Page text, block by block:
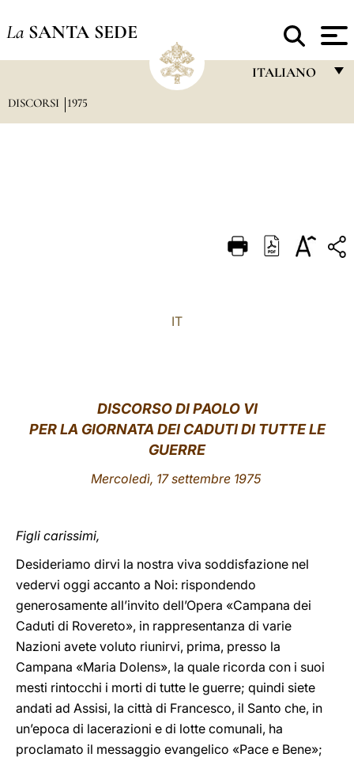
La SANTA SEDE
ITALIANO
DEUTSCH
DISCORSI 1975
IT
DISCORSO DI PAOLO VI
PER LA GIORNATA DEI CADUTI DI TUTTE LE
GUERRE
Mercoledì, 17 settembre 1975
Figli carissimi,
Desideriamo dirvi la nostra viva soddisfazione nel
vedervi oggi accanto a Noi: rispondendo
generosamente all’invito dell’Opera «Campana dei
Caduti di Rovereto», in rappresentanza di varie
Nazioni avete voluto riunirvi, prima, presso la
Campana «Maria Dolens», la quale ricorda con i suoi
mesti rintocchi i morti di tutte le guerre; quindi siete
andati ad Assisi, la città di Francesco, il Santo che, in
un’epoca di lacerazioni e di lotte comunali, ha
proclamato il messaggio evangelico «Pace e Bene»;